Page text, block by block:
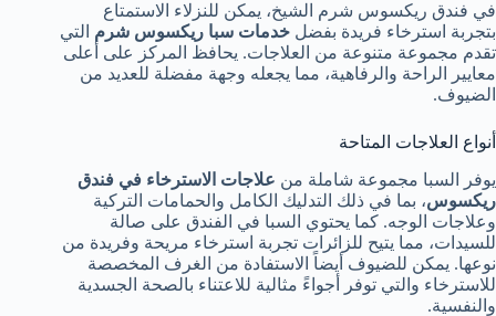
في فندق ريكسوس شرم الشيخ، يمكن للنزلاء الاستمتاع
بتجربة استرخاء فريدة بفضل خدمات سبا ريكسوس شرم التي
تقدم مجموعة متنوعة من العلاجات. يحافظ المركز على أعلى
معايير الراحة والرفاهية، مما يجعله وجهة مفضلة للعديد من
الضيوف.
أنواع العلاجات المتاحة
يوفر السبا مجموعة شاملة من علاجات الاسترخاء في فندق
ريكسوس، بما في ذلك التدليك الكامل والحمامات التركية
وعلاجات الوجه. كما يحتوي السبا في الفندق على صالة
للسيدات، مما يتيح للزائرات تجربة استرخاء مريحة وفريدة من
نوعها. يمكن للضيوف أيضاً الاستفادة من الغرف المخصصة
للاسترخاء والتي توفر أجواءً مثالية للاعتناء بالصحة الجسدية
والنفسية.